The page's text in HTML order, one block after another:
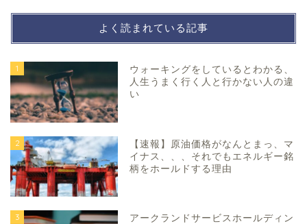
よく読まれている記事
1
ウォーキングをしているとわかる、
人生うまく行く人と行かない人の違
い
2
【速報】原油価格がなんとまっ、マ
イナス、、、それでもエネルギー銘
柄をホールドする理由
3
アークランドサービスホールディン